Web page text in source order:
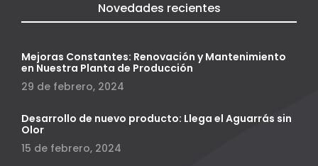
Novedades recientes
Mejoras Constantes: Renovación y Mantenimiento
en Nuestra Planta de Producción
29 de febrero, 2024
Desarrollo de nuevo producto: Llega el Aguarrás sin
Olor
15 de febrero, 2024